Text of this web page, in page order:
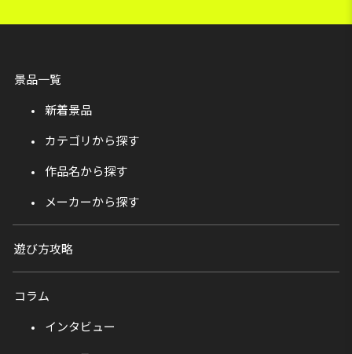
景品一覧
新着景品
カテゴリから探す
作品名から探す
メーカーから探す
遊び方攻略
コラム
インタビュー